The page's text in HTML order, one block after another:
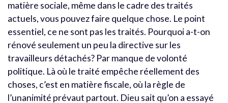
matière sociale, même dans le cadre des traités
actuels, vous pouvez faire quelque chose. Le point
essentiel, ce ne sont pas les traités. Pourquoi a-t-on
rénové seulement un peu la directive sur les
travailleurs détachés? Par manque de volonté
politique. Là où le traité empêche réellement des
choses, c’est en matière fiscale, où la règle de
l’unanimité prévaut partout. Dieu sait qu’on a essayé